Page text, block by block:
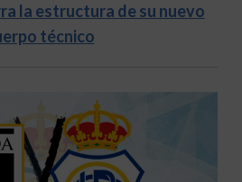
la estructura de su nuevo
técnico